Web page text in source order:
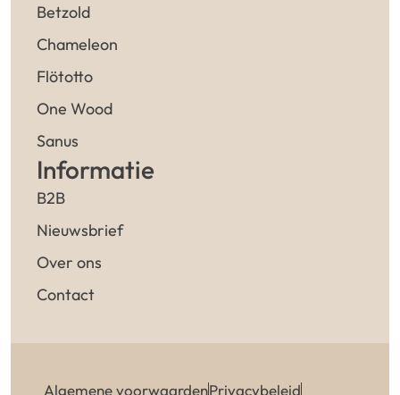
Betzold
Chameleon
Flötotto
One Wood
Sanus
Informatie
B2B
Nieuwsbrief
Over ons
Contact
Algemene voorwaardenPrivacybeleid